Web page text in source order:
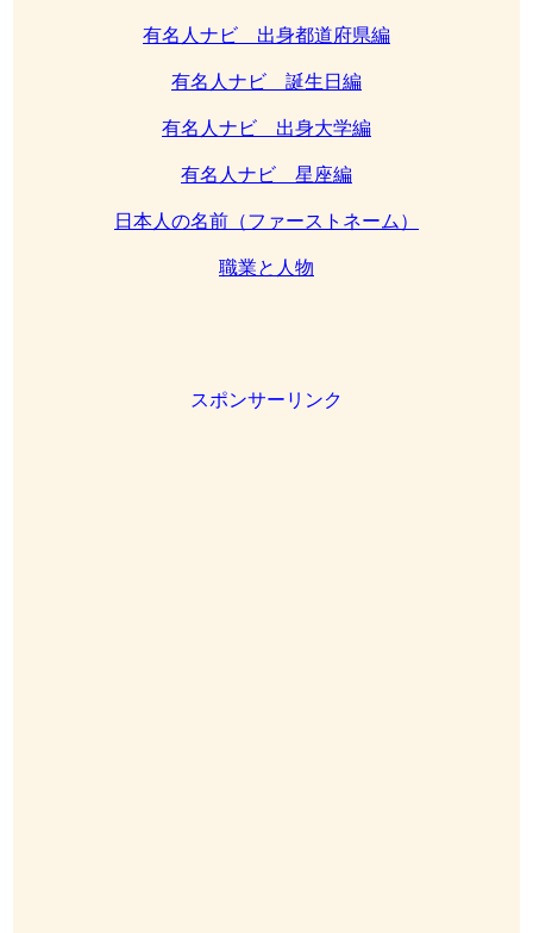
有名人ナビ 出身都道府県編
有名人ナビ 誕生日編
有名人ナビ 出身大学編
有名人ナビ 星座編
日本人の名前（ファーストネーム）
職業と人物
スポンサーリンク